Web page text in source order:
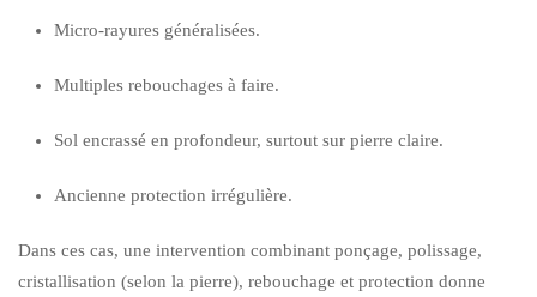
Micro-rayures généralisées.
Multiples rebouchages à faire.
Sol encrassé en profondeur, surtout sur pierre claire.
Ancienne protection irrégulière.
Dans ces cas, une intervention combinant ponçage, polissage,
cristallisation (selon la pierre), rebouchage et protection donne